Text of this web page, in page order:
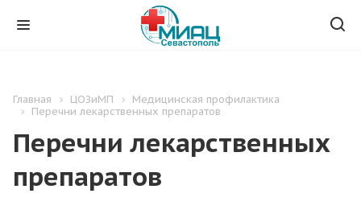
Главная ЦОЗиМП
Медицинская профилактика
Перечни лекарственных препаратов
Перечни лекарственных
препаратов